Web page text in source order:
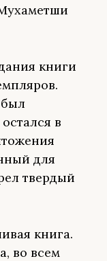
книги
в
для
твердый
книга.
во всем